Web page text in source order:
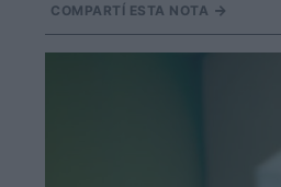
COMPARTÍ ESTA NOTA